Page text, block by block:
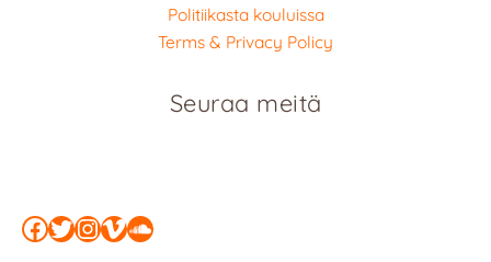
Politiikasta kouluissa
Terms & Privacy Policy
Seuraa meitä
Facebook
Twitter
Instagram
Vimeo
SoundCloud